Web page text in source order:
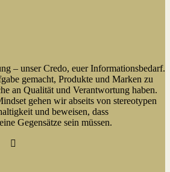
– unser Credo, euer Informationsbedarf.
gemacht, Produkte und Marken zu
an Qualität und Verantwortung haben.
gehen wir abseits von stereotypen
und beweisen, dass
Gegensätze sein müssen.